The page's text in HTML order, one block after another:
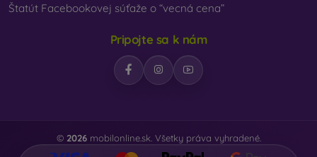
Štatút Facebookovej súťaže o “vecná cena”
Pripojte sa k nám
© 2026mobilonline.sk. Všetky práva vyhradené.